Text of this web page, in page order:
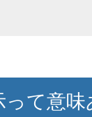
って意味